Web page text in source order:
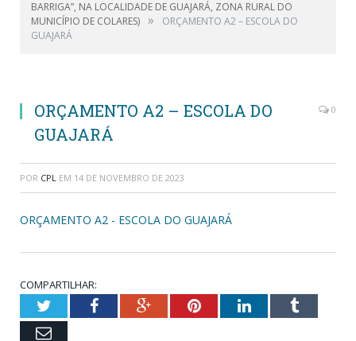
BARRIGA”, NA LOCALIDADE DE GUAJARÁ, ZONA RURAL DO
MUNICÍPIO DE COLARES) »
ORÇAMENTO A2 – ESCOLA DO
GUAJARÁ
ORÇAMENTO A2 – ESCOLA DO
GUAJARÁ
0
POR CPL EM 14 DE NOVEMBRO DE 2023
ORÇAMENTO A2 - ESCOLA DO GUAJARÁ
COMPARTILHAR:
TwitterFacebookGoogle+PinterestLinkedInTumblr
Email